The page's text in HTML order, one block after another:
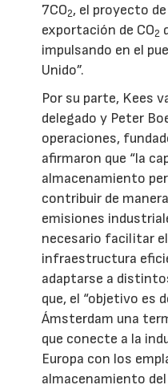
7CO2, el proyecto
exportación de CO2
impulsando en el
Unido”.
Por su parte, Kees
delegado y Peter
operaciones,
afirmaron que “la
almacenamiento
contribuir de
emisiones
necesario facilitar
infraestructura
adaptarse a
que, el “objetivo es
Ámsterdam una
que conecte a la
Europa con los
almacenamiento